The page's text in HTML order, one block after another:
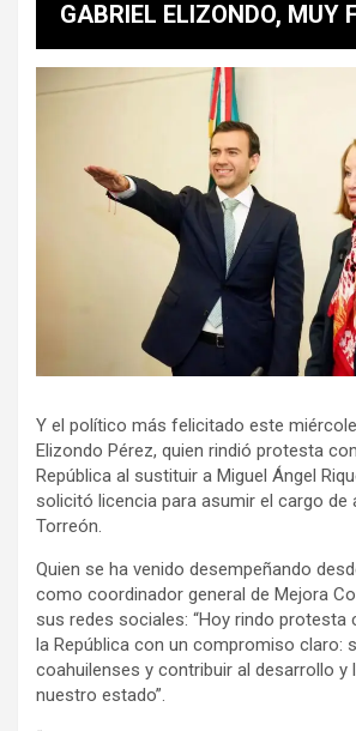
GABRIEL ELIZONDO, MUY
Y el político más felicitado este
Elizondo Pérez, quien rindió protesta
República al sustituir a Miguel Ángel
solicitó licencia para asumir el cargo de
Torreón.
Quien se ha venido desempeñando
como coordinador general de Mejora
sus redes sociales: “Hoy rindo protesta
la República con un compromiso claro:
coahuilenses y contribuir al desarrollo y
nuestro estado”.